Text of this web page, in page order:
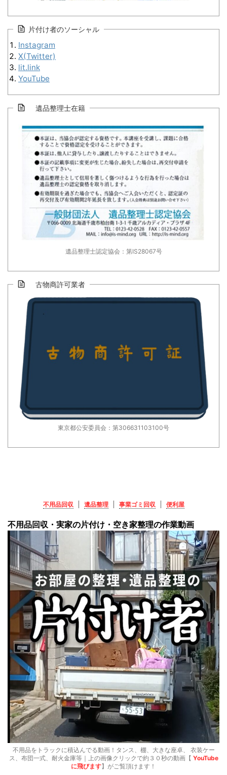
片付け者のソーシャル
Instagram
X(Twitter)
lit.link
YouTube
遺品整理士在籍
遺品整理士認定協会：第IS28067号
古物商許可業者
東京都公安委員会：第306631103100号
不用品回収 遺品整理 事業ゴミ回収 便利屋
不用品回収・実家の片付け・空き家整理の作業動画
不用品をトラックに積込んでる動画！タンス、棚、大きな座卓、 衣装ケー
ス、布団一式、耐火金庫等｜上の画像クリックで約３０秒の動画【 YouTube
に飛びます】がご覧頂けます！